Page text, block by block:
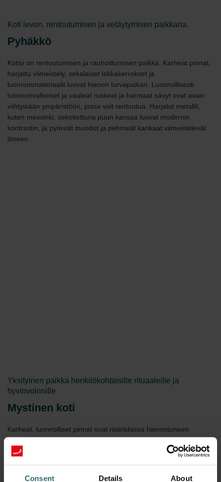
Consent Details About
Koti levon, rentoutumisen ja vetäytymisen paikkana.
Pyhäkkö
Kotisi on rentoutumisen ja rauhoittumisen paikka. Karheat pinnat,
harjattu viimeistely, sekalaiset lakkakerrokset ja
luonnonmateriaalit luovat hienon turvapaikan. Luonnollisesti
luonnonvalkoiset ja vaaleat ruskeat ja harmaat sävyt ovat avain
viihtyisään ympäristöön, jossa voit rentoutua. Harjatut metallit,
kuten messinki, sekoitettuna puun kanssa luovat modernin
kontrastin, ja pyöreät muodot ja pehmeät kankaat viimeistelevät
ilmeen.
Yksityinen paikka henkilökohtaisille rituaaleille ja
hyvinvoinnille
Mystinen koti
Karheat, luonnolliset pinnat ovat ristiriidassa hienostuneen
muotoilun kanssa. Karkeat betonirakenteet yhdistettynä
kiillotettuihin kivipintoihin luovat moniaistisen kokemuksen. Mustan